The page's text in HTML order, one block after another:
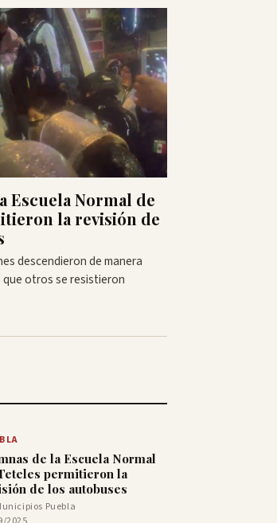
Escuela Normal de
la revisión de
descendieron de manera
otros se resistieron
de la Escuela Normal
permitieron la
de los autobuses
Puebla